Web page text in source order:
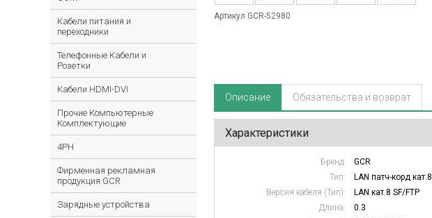
Кабели питания и
переходники
Телефонные Кабели и
Розетки
Кабели HDMI-DVI
Прочие Компьютерные
Комплектующие
4PH
Фирменная рекламная
продукция GCR
Зарядные устройства
Артикул GCR-52980
Описание Обязательства и возврат
Характеристики
Бренд:
GCR
Тип:
LAN патч-корд кат.8
Версия кабеля (Тип):
LAN кат.8 SF/FTP
Длина:
0.3